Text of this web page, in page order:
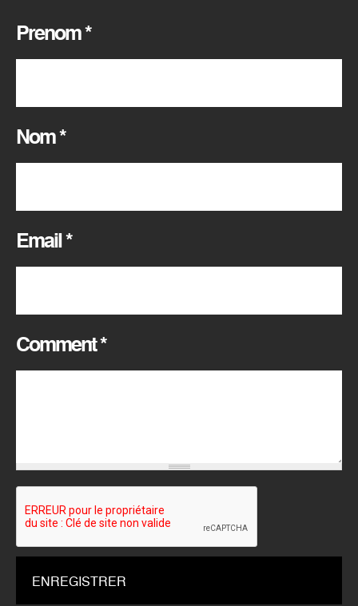
Prenom*
Nom*
Email*
Comment*